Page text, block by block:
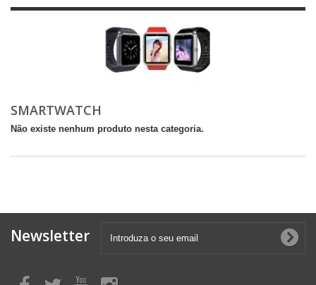
SMARTWATCH
Não existe nenhum produto nesta categoria.
Newsletter